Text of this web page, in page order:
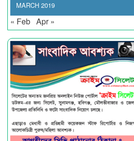
MARCH 2019
« Feb Apr »